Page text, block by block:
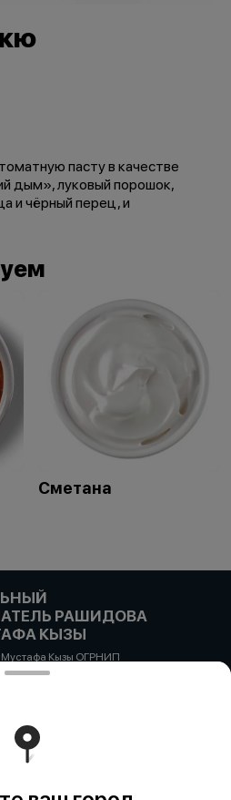
пасту в качестве
дым», луковый порошок,
и чёрный перец, и
Сметана
РАШИДОВА
КЫЗЫ
Кызы ОГРНИП
Российская
ядре